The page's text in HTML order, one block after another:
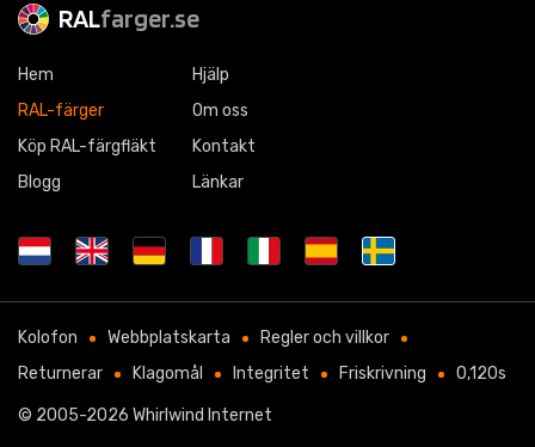
RALfarger.se
Hem
RAL-färger
Köp RAL-färgfläkt
Blogg
Hjälp
Om oss
Kontakt
Länkar
Kolofon Webbplatskarta
Regler och villkor
Returnerar
Klagomål Integritet Friskrivning 0,120s
© 2005-2026 Whirlwind Internet